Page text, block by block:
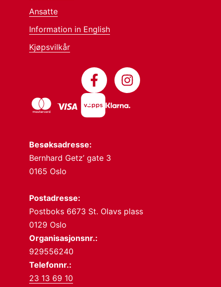
Besøksadresse:
Bernhard Getz’ gate 3
0165 Oslo
Postadresse:
Postboks 6673 St. Olavs plass
0129 Oslo
Organisasjonsnr.:
929556240
Telefonnr.:
23 13 69 10
Ansatte
Information in English
Kjøpsvilkår